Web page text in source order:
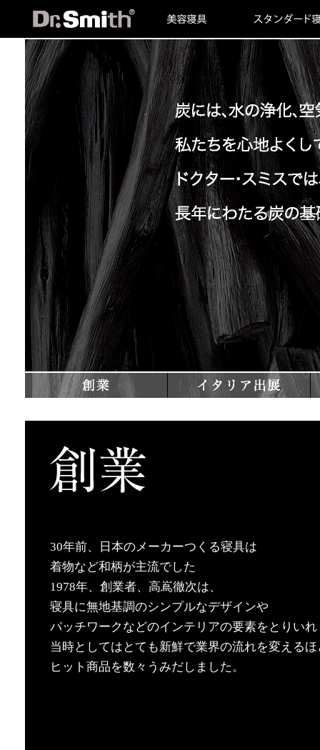
30年前、日本のメーカーつくる寝具は
着物など和柄が主流でした
1978年、創業者、高嶌徹次は、
寝具に無地基調のシンプルなデザインや
パッチワークなどのインテリアの要素をとりいれ
当時としてはとても新鮮で業界の流れを変えるほ
ヒット商品を数々うみだしました。